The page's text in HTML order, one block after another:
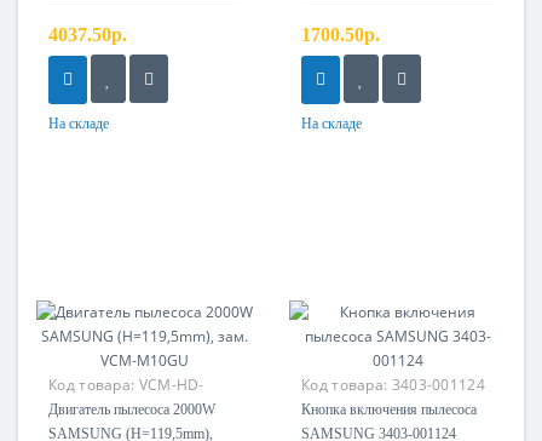
4037.50р.
На складе
1700.50р.
На складе
Код товара: VCM-HD-
119.5-2000W
Двигатель пылесоса 2000W
SAMSUNG (H=119,5mm),
Код товара: 3403-001124
Кнопка включения пылесоса
SAMSUNG 3403-001124